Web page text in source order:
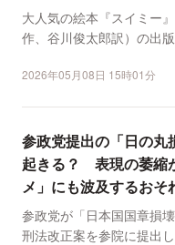
大人気の絵本『スイミー
作、谷川俊太郎訳）の出
2026年05月08日 15時01分
参政党提出の「日の丸
起きる？ 表現の萎縮
メ」にも波及するおそ
参政党が「日本国国章損
刑法改正案を参院に提出